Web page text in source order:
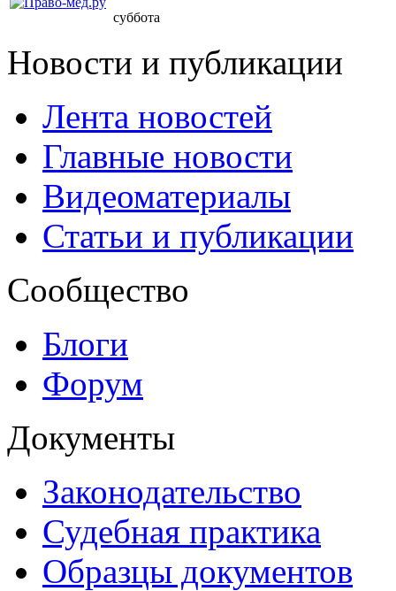
суббота
Новости и публикации
Лента новостей
Главные новости
Видеоматериалы
Статьи и публикации
Сообщество
Блоги
Форум
Документы
Законодательство
Судебная практика
Образцы документов